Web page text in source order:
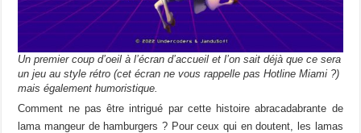
Un premier coup d’oeil à l’écran d’accueil et l’on sait déjà que ce sera
un jeu au style rétro (cet écran ne vous rappelle pas Hotline Miami ?)
mais également humoristique.
Comment ne pas être intrigué par cette histoire abracadabrante de
lama mangeur de hamburgers ? Pour ceux qui en doutent, les lamas